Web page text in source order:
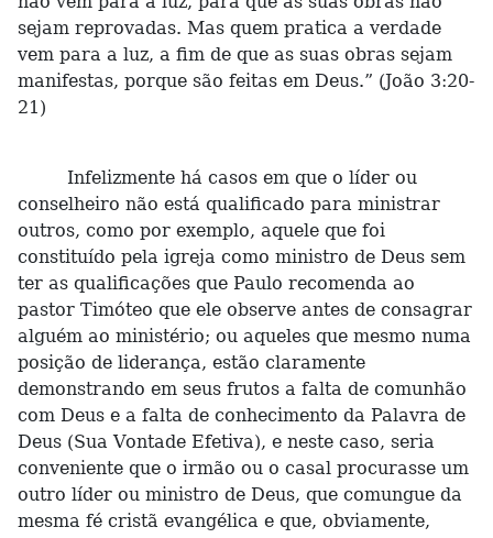
sejam reprovadas. Mas quem pratica a verdade
vem para a luz, a fim de que as suas obras sejam
manifestas, porque são feitas em Deus.” (João 3:20-
21)
Infelizmente há casos em que o líder ou
conselheiro não está qualificado para ministrar
outros, como por exemplo, aquele que foi
constituído pela igreja como ministro de Deus sem
ter as qualificações que Paulo recomenda ao
pastor Timóteo que ele observe antes de consagrar
alguém ao ministério; ou aqueles que mesmo numa
posição de liderança, estão claramente
demonstrando em seus frutos a falta de comunhão
com Deus e a falta de conhecimento da Palavra de
Deus (Sua Vontade Efetiva), e neste caso, seria
conveniente que o irmão ou o casal procurasse um
outro líder ou ministro de Deus, que comungue da
mesma fé cristã evangélica e que, obviamente,